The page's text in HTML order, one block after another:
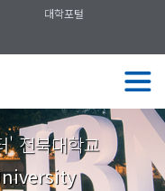
대학포털
' 전북대학교